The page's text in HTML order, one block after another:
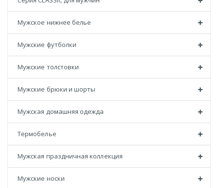
Мужское нижнее белье
Мужские футболки
Мужские толстовки
Мужские брюки и шорты
Мужская домашняя одежда
Термобелье
Мужская праздничная коллекция
Мужские носки